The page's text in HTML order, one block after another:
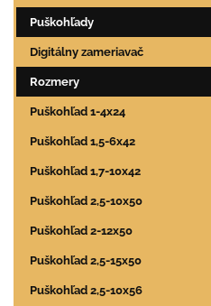
Puškohľady
Digitálny zameriavač
Rozmery
Puškohľad 1-4x24
Puškohľad 1,5-6x42
Puškohľad 1,7-10x42
Puškohľad 2,5-10x50
Puškohľad 2-12x50
Puškohľad 2,5-15x50
Puškohľad 2,5-10x56